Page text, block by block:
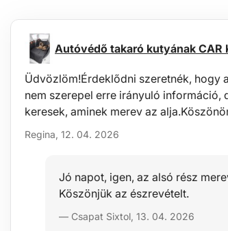
Autóvédő takaró kutyának CAR
Üdvözlöm!Érdeklődni szeretnék, hogy
nem szerepel erre irányuló információ,
keresek, aminek merev az
Regina, 12. 04. 2026
Jó napot, igen, az alsó rész
Köszönjük az észrevételt.
— Csapat Sixtol, 13. 04. 2026